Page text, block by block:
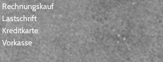
Rechnungskauf
Lastschrift
Kreditkarte
Vorkasse